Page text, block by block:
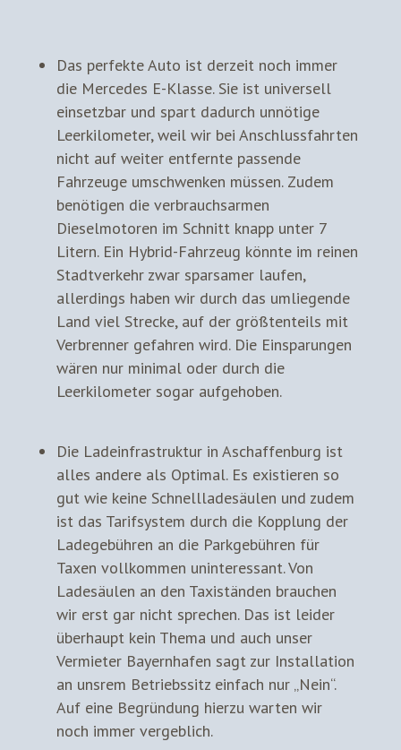
Das perfekte Auto ist derzeit noch immer
die Mercedes E-Klasse. Sie ist universell
einsetzbar und spart dadurch unnötige
Leerkilometer, weil wir bei Anschlussfahrten
nicht auf weiter entfernte passende
Fahrzeuge umschwenken müssen. Zudem
benötigen die verbrauchsarmen
Dieselmotoren im Schnitt knapp unter 7
Litern. Ein Hybrid-Fahrzeug könnte im reinen
Stadtverkehr zwar sparsamer laufen,
allerdings haben wir durch das umliegende
Land viel Strecke, auf der größtenteils mit
Verbrenner gefahren wird. Die Einsparungen
wären nur minimal oder durch die
Leerkilometer sogar aufgehoben.
Die Ladeinfrastruktur in Aschaffenburg ist
alles andere als Optimal. Es existieren so
gut wie keine Schnellladesäulen und zudem
ist das Tarifsystem durch die Kopplung der
Ladegebühren an die Parkgebühren für
Taxen vollkommen uninteressant. Von
Ladesäulen an den Taxiständen brauchen
wir erst gar nicht sprechen. Das ist leider
überhaupt kein Thema und auch unser
Vermieter Bayernhafen sagt zur Installation
an unsrem Betriebssitz einfach nur „Nein“.
Auf eine Begründung hierzu warten wir
noch immer vergeblich.